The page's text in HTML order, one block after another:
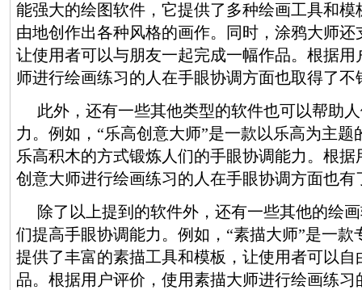
能强大的绘图软件，它提供了多种绘画工具和模
由地创作出各种风格的画作。同时，涂鸦大师
让使用者可以与朋友一起完成一幅作品。根据用
师进行绘画练习的人在手眼协调方面也取得了不
此外，还有一些其他类型的软件也可以帮助
力。例如，“乐高创意大师”是一款以乐高为主题
乐高积木的方式锻炼人们的手眼协调能力。根
创意大师进行绘画练习的人在手眼协调方面也有
除了以上提到的软件外，还有一些其他的绘
们提高手眼协调能力。例如，“素描大师”是一款
提供了丰富的素描工具和模板，让使用者可以自
品。根据用户评价，使用素描大师进行绘画练